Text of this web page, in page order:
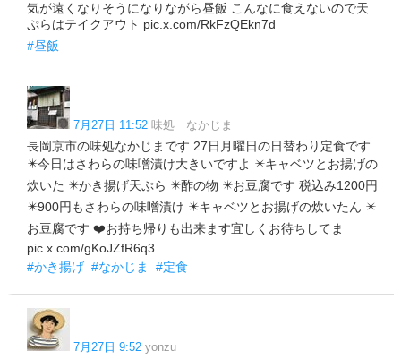
気が遠くなりそうになりながら昼飯 こんなに食えないので天
ぷらはテイクアウト pic.x.com/RkFzQEkn7d
#昼飯
7月27日 11:52 味処 なかじま
長岡京市の味処なかじまです 27日月曜日の日替わり定食です
✴️今日はさわらの味噌漬け大きいですよ ✴️キャベツとお揚げの
炊いた ✴️かき揚げ天ぷら ✴️酢の物 ✴️お豆腐です 税込み1200円
✴️900円もさわらの味噌漬け ✴️キャベツとお揚げの炊いたん ✴️
お豆腐です ❤️お持ち帰りも出来ます宜しくお待ちしてま
pic.x.com/gKoJZfR6q3
#かき揚げ #なかじま #定食
7月27日 9:52 yonzu